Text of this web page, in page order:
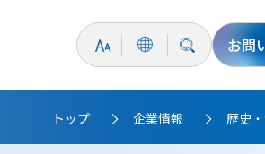
お問
トップ >
企業情報 >
歴史